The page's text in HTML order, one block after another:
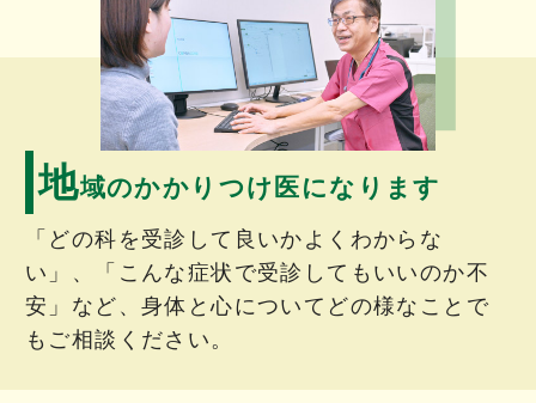
地域のかかりつけ医になります
「どの科を受診して良いかよくわからな
い」、「こんな症状で受診してもいいのか不
安」など、身体と心についてどの様なことで
もご相談ください。